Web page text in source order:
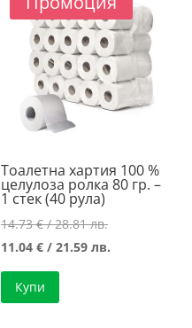
high
Тоалетна хартия 100 %
целулоза ролка 80 гр. –
1 стек (40 рула)
14.73€/ 28.81 лв.Original
price
11.04€ / 21.59 лв.
Купи